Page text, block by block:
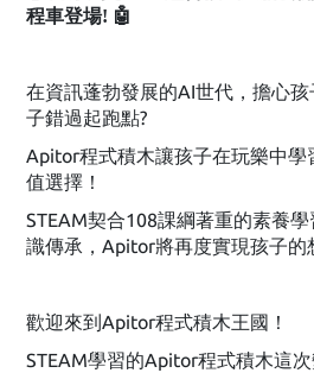
程車登場! 🤖
在資訊蓬勃發展的AI世代，擔心
子錯過起跑點?
Apitor程式積木讓孩子在玩樂中學
值選擇！
STEAM契合108課綱著重的素養
識傳承，Apitor將再度實現孩子的
歡迎來到Apitor程式積木王國！
STEAM學習的Apitor程式積木這